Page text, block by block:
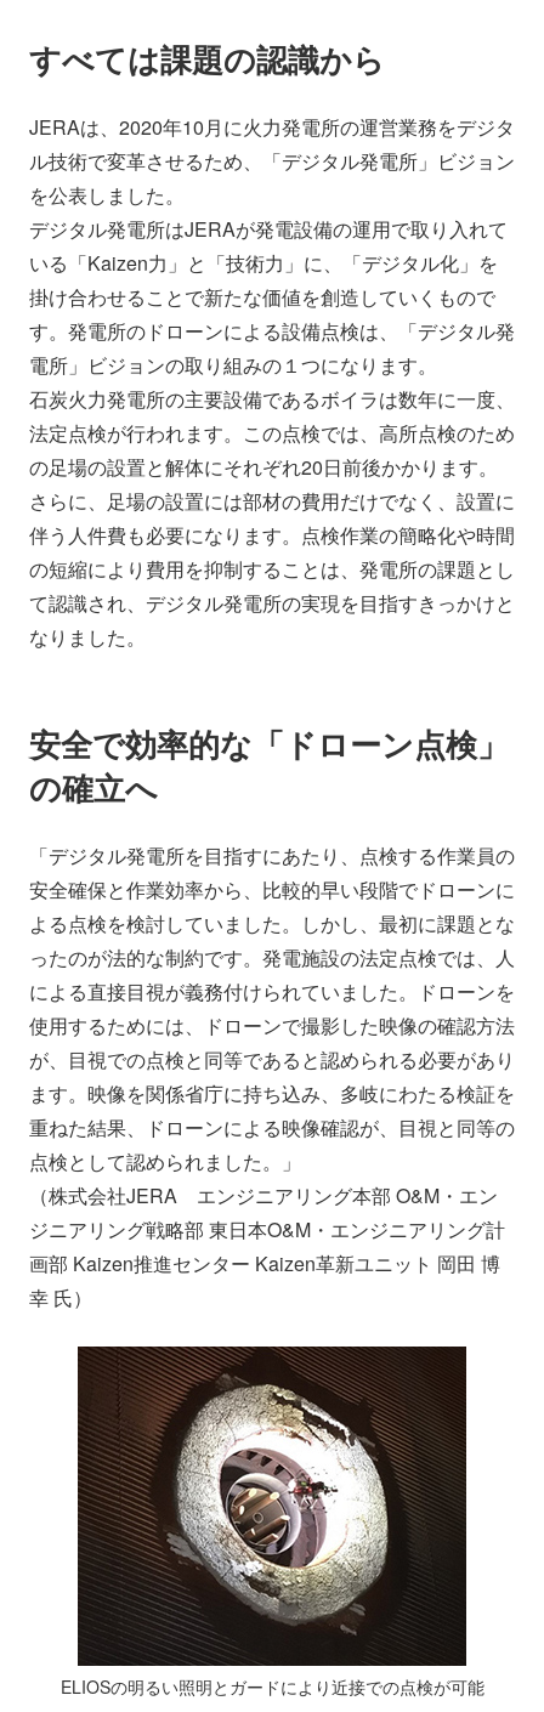
すべては課題の認識から
JERAは、2020年10月に火力発電所の運営業務をデジタ
ル技術で変革させるため、「デジタル発電所」ビジョン
を公表しました。
デジタル発電所はJERAが発電設備の運用で取り入れて
いる「Kaizen力」と「技術力」に、「デジタル化」を
掛け合わせることで新たな価値を創造していくもので
す。発電所のドローンによる設備点検は、「デジタル発
電所」ビジョンの取り組みの１つになります。
石炭火力発電所の主要設備であるボイラは数年に一度、
法定点検が行われます。この点検では、高所点検のため
の足場の設置と解体にそれぞれ20日前後かかります。
さらに、足場の設置には部材の費用だけでなく、設置に
伴う人件費も必要になります。点検作業の簡略化や時間
の短縮により費用を抑制することは、発電所の課題とし
て認識され、デジタル発電所の実現を目指すきっかけと
なりました。
安全で効率的な「ドローン点検」
の確立へ
「デジタル発電所を目指すにあたり、点検する作業員の
安全確保と作業効率から、比較的早い段階でドローンに
よる点検を検討していました。しかし、最初に課題とな
ったのが法的な制約です。発電施設の法定点検では、人
による直接目視が義務付けられていました。ドローンを
使用するためには、ドローンで撮影した映像の確認方法
が、目視での点検と同等であると認められる必要があり
ます。映像を関係省庁に持ち込み、多岐にわたる検証を
重ねた結果、ドローンによる映像確認が、目視と同等の
点検として認められました。」
（株式会社JERA エンジニアリング本部 O&M・エン
ジニアリング戦略部 東日本O&M・エンジニアリング計
画部 Kaizen推進センター Kaizen革新ユニット 岡田 博
幸 氏）
ELIOSの明るい照明とガードにより近接での点検が可能